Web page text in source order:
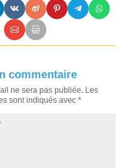
commentaire
ne sera pas publiée. Les
sont indiqués avec *